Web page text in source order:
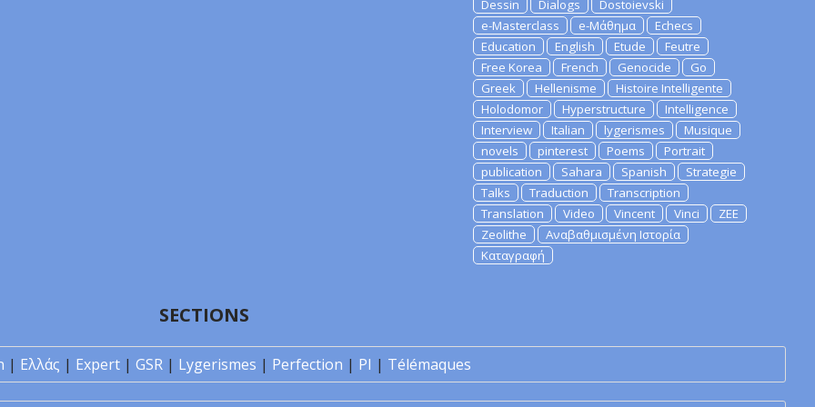
Dessin
Dialogs
Dostoievski
e-Masterclass
e-Μάθημα
Echecs
Education
English Etude
Feutre
Free Korea
French Genocide
Go
Greek
Hellenisme
Histoire Intelligente
Holodomor
Hyperstructure
Intelligence
Interview
Italian lygerismes
Musique
novels
pinterest Poems
Portrait
publication
Sahara Spanish
Strategie
Talks
Traduction
Transcription
Translation
Video Vincent Vinci
ZEE
Zeolithe
Αναβαθμισμένη Ιστορία
Καταγραφή
SECTIONS
| Ελλάς | Expert | GSR | Lygerismes | Perfection | PI | Télémaques